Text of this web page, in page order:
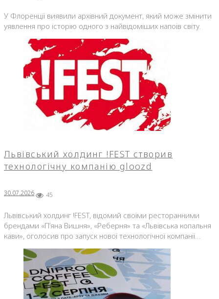
У Флоренції виявили архівний документ, який може змінити
уявлення про історію одного з найвідоміших напоїв світу.
Львівський холдинг !FEST створив
технологічну компанію gloozd
30.07.2026 45
Львівський холдинг !FEST, відомий своїми ресторанними
брендами «П’яна Вишня», «Реберня» та «Львівська копальня
кави», оголосив про запуск нової технологічної компанії…